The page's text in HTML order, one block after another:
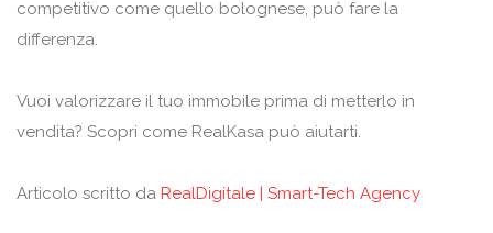
competitivo come quello bolognese, può fare la
differenza.
Vuoi valorizzare il tuo immobile prima di metterlo in
vendita? Scopri come RealKasa può aiutarti.
Articolo scritto da RealDigitale | Smart-Tech Agency